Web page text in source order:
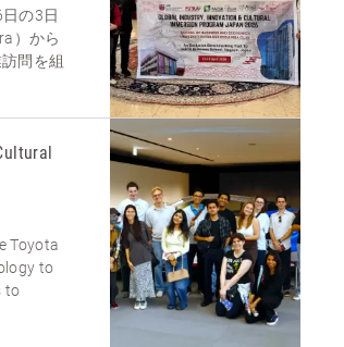
の3日
）から
問を組
Toyota
to
to